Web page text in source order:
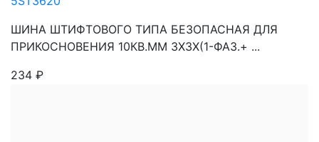
ШИНА ШТИФТОВОГО ТИПА БЕЗОПАСНАЯ ДЛЯ
ПРИКОСНОВЕНИЯ 10КВ.ММ 3Х3X(1-ФАЗ.+ ...
234 ₽